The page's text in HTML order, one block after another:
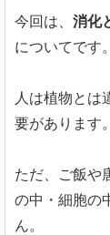
今回は、 消化
についてです。
人は植物とは
要があります。
ただ、ご飯や
の中・細胞の
ん。